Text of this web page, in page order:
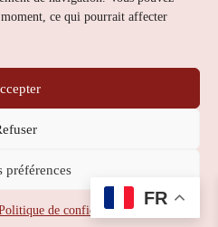
ce qui pourrait affecter
préférences
de confidentialité
FR